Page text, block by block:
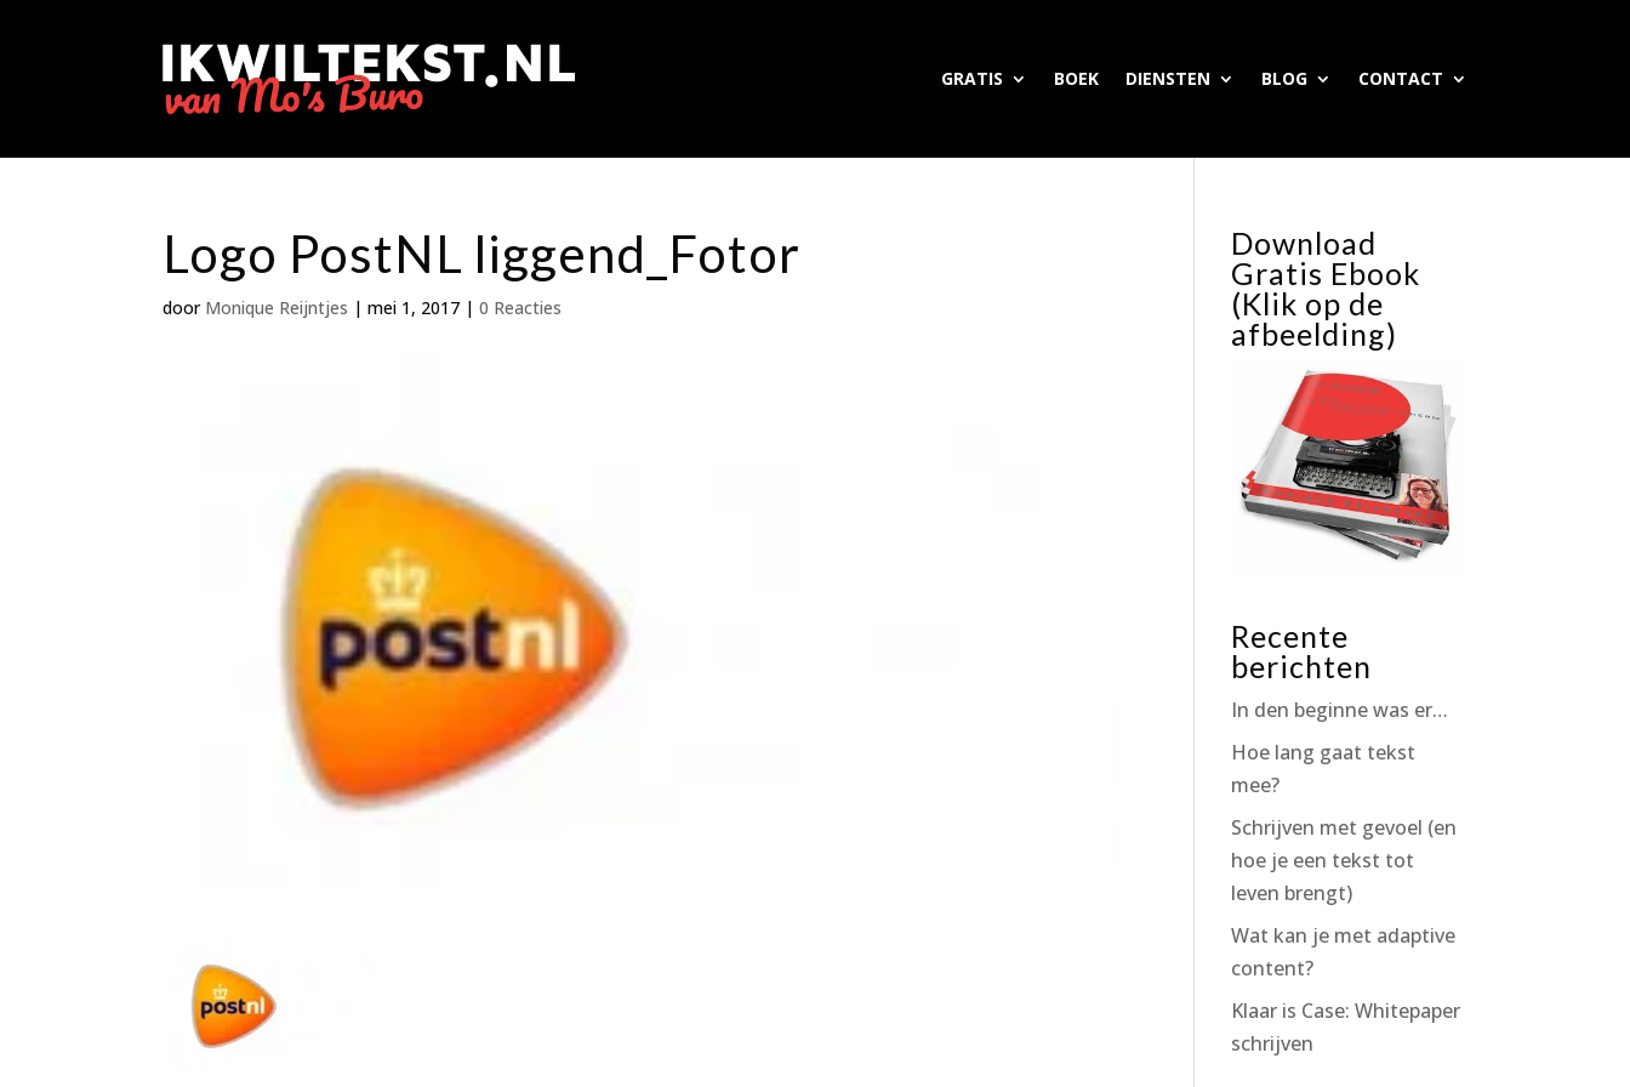
GRATIS BOEK DIENSTEN BLOG CONTACT
Logo PostNL liggend_Fotor
door Monique Reijntjes |mei 1, 2017 |0 Reacties
Download
Gratis Ebook
(Klik op de
afbeelding)
Recente
berichten
In den beginne was er…
Hoe lang gaat tekst
mee?
Schrijven met gevoel (en
hoe je een tekst tot
leven brengt)
Wat kan je met adaptive
content?
Klaar is Case: Whitepaper
schrijven